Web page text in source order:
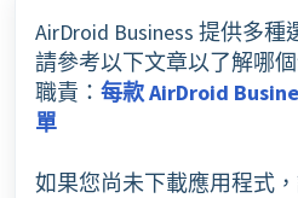
AirDroid Business 提供多
請參考以下文章以了解哪
職責： 每款 AirDroid
單
如果您尚未下載應用程式